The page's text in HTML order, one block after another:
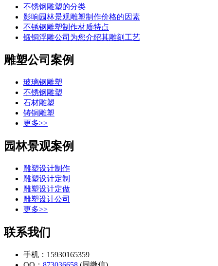
不锈钢雕塑的分类
影响园林景观雕塑制作价格的因素
不锈钢雕塑制作材质特点
锻铜浮雕公司为您介绍其雕刻工艺
雕塑公司案例
玻璃钢雕塑
不锈钢雕塑
石材雕塑
铸铜雕塑
更多>>
园林景观案例
雕塑设计制作
雕塑设计定制
雕塑设计定做
雕塑设计公司
更多>>
联系我们
手机：15930165359